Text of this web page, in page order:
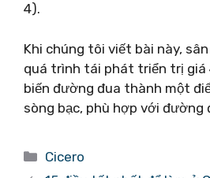
4).
Khi chúng tôi viết bài này,
quá trình tái phát triển trị giá
biến đường đua thành một
sòng bạc, phù hợp với đường
Danh
mục
Cicero